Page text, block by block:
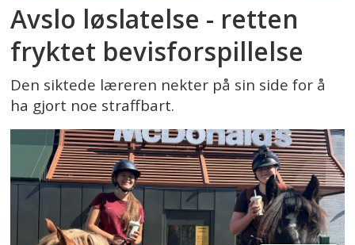
Avslo løslatelse - retten
fryktet bevisforspillelse
Den siktede læreren nekter på sin side for å
ha gjort noe straffbart.